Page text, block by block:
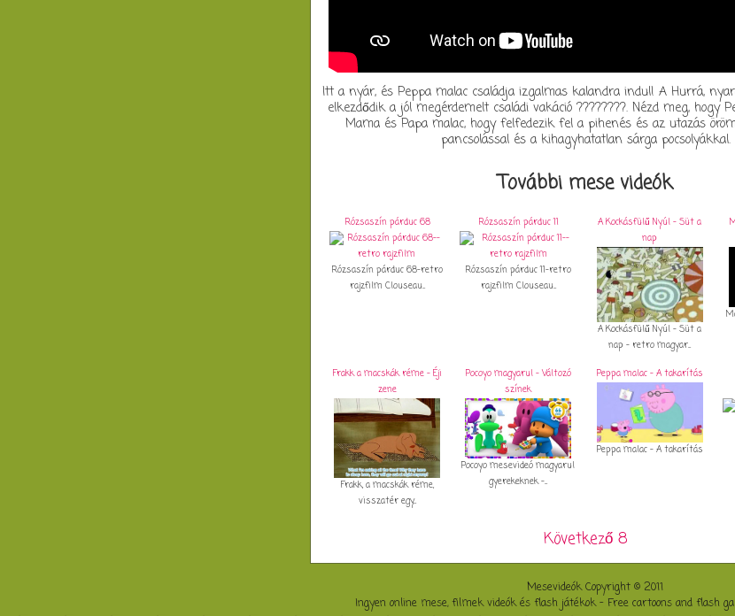
Itt a nyár, és Peppa malac családja izgalmas kalandra indul! A Hurrá,
elkezdődik a jól megérdemelt családi vakáció ????????. Nézd meg, hogy
Mama és Papa malac, hogy felfedezik fel a pihenés és az utazás
pancsolással és a kihagyhatatlan sárga pocsolyákkal.
További mese videók
Rózsaszín párduc 68
Rózsaszín párduc 68-retro
rajzfilm Clouseau...
Rózsaszín párduc 11
Rózsaszín párduc 11-retro
rajzfilm Clouseau...
A Kockásfülű Nyúl - Süt a
nap
A Kockásfülű Nyúl - Süt a
nap - retro magyar...
Frakk a macskák réme - Éji
zene
Frakk, a macskák réme,
visszatér egy...
Pocoyo magyarul - Változó
színek
Pocoyo mesevideó magyarul
gyerekeknek -...
Peppa malac - A takarítás
Peppa malac - A takarítás
Következő 8
Mesevideók Copyright © 2011
Ingyen online mese, filmek videók és flash játékok - Free cartoons and flash